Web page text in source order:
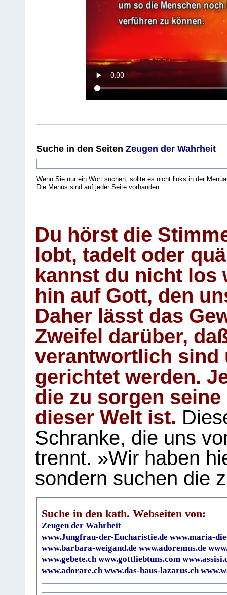
Suche in den Seiten Zeugen der Wahrheit
Wenn Sie nur ein Wort suchen, sollte es nicht links in der
Die Menüs sind auf jeder Seite vorhanden..
Du hörst die
lobt, tadelt oder
kannst du nicht los
hin auf Gott, den
Daher lässt das
Zweifel darüber,
verantwortlich sind
gerichtet werden.
die zu sorgen
dieser Welt ist.
Schranke, die uns
trennt. »Wir haben
sondern suchen die
Suche in den kath. Webseiten von:
Zeugen der Wahrheit
www.Jungfrau-der-Eucharistie.de www.maria-
www.barbara-weigand.de www.adoremus.de
www.gebete.ch www.gottliebtuns.com
www.adorare.ch www.das-haus-lazarus.ch